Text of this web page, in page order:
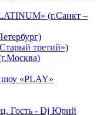
(г.Санкт –
третий»)
шоу «PLAY»
Гость - Dj Юрий